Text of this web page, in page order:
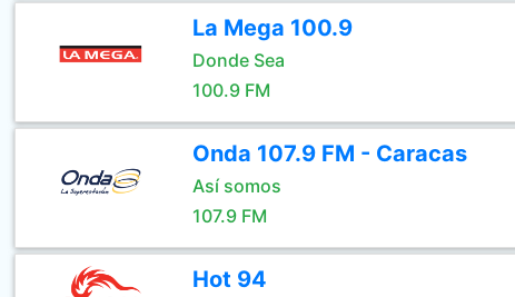
La Mega 100.9
Donde Sea
100.9 FM
Onda 107.9 FM - Caracas
Así somos
107.9 FM
Hot 94